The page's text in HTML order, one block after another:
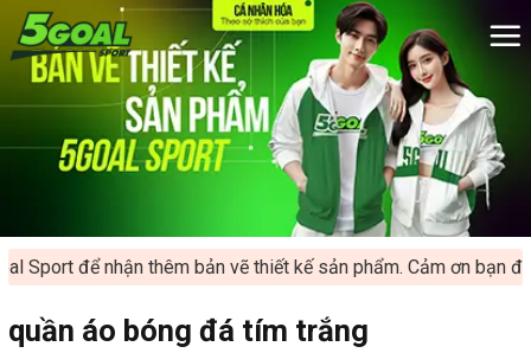
Chuyển
đến
dung
để nhận thêm bản vẽ thiết kế sản phẩm. Cảm ơn bạn đã
quần áo bóng đá tím trắng